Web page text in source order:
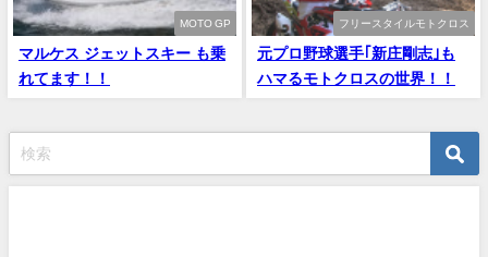
MOTO GP
マルケス ジェットスキー も乗
れてます！！
フリースタイルモトクロス
元プロ野球選手｢新庄剛志｣も
ハマるモトクロスの世界！！